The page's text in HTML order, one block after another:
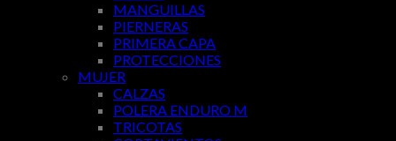
MANGUILLAS
PIERNERAS
PRIMERA CAPA
PROTECCIONES
MUJER
CALZAS
POLERA ENDURO M
TRICOTAS